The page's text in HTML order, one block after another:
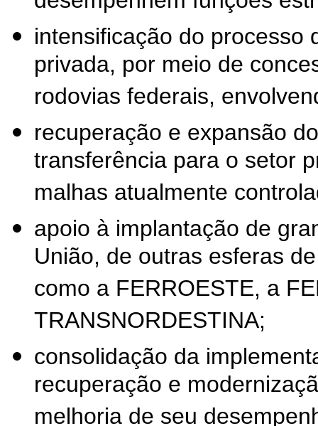
intensificação do processo
privada, por meio de
rodovias federais,
recuperação e expansão
transferência para o setor
malhas atualmente
apoio à implantação de
União, de outras esferas
como a FERROESTE, a
TRANSNORDESTINA;
consolidação da
recuperação e
melhoria de seu